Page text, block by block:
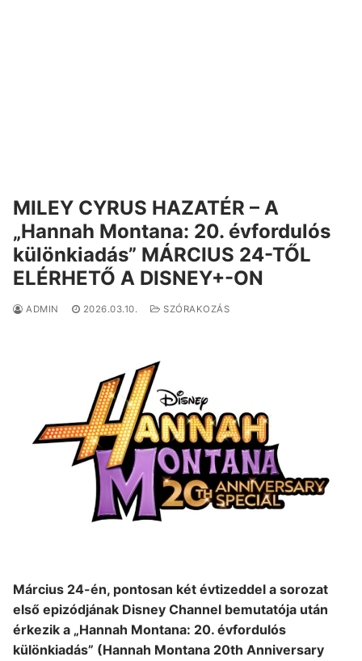
MILEY CYRUS HAZATÉR – A
„Hannah Montana: 20. évfordulós
különkiadás” MÁRCIUS 24-TŐL
ELÉRHETŐ A DISNEY+-ON
ADMIN 2026.03.10. SZÓRAKOZÁS
Március 24-én, pontosan két évtizeddel a sorozat
első epizódjának Disney Channel bemutatója után
érkezik a „Hannah Montana: 20. évfordulós
különkiadás” (Hannah Montana 20th Anniversary